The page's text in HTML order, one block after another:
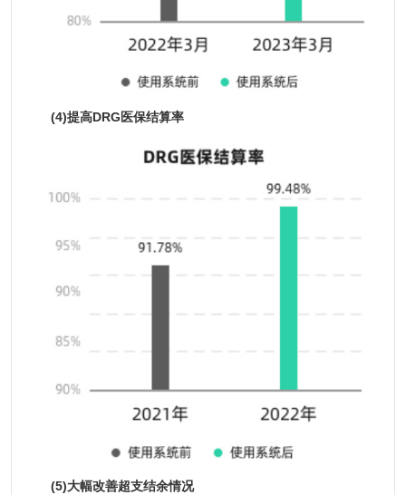
(4)提高DRG医保结算率
(5)大幅改善超支结余情况